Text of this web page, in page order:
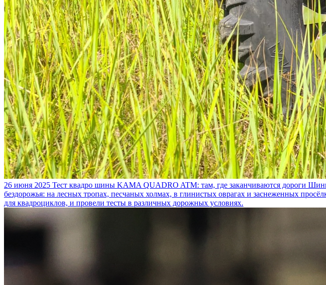
26 июня 2025 Тест квадро шины KAMA QUADRO ATM: там, где заканчиваются дороги
бездорожья: на лесных тропах, песчаных холмах, в глинистых оврагах и заснеженных
для квадроциклов, и провели тесты в различных дорожных условиях.